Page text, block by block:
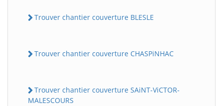
Trouver chantier couverture BLESLE
Trouver chantier couverture CHASPiNHAC
Trouver chantier couverture SAiNT-ViCTOR-
MALESCOURS